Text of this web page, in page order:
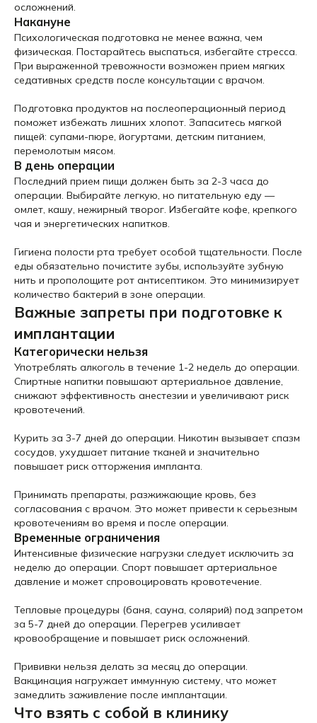
осложнений.
Накануне
Психологическая подготовка не менее важна, чем
физическая. Постарайтесь выспаться, избегайте стресса.
При выраженной тревожности возможен прием мягких
седативных средств после консультации с врачом.
Подготовка продуктов на послеоперационный период
поможет избежать лишних хлопот. Запаситесь мягкой
пищей: супами-пюре, йогуртами, детским питанием,
перемолотым мясом.
В день операции
Последний прием пищи должен быть за 2-3 часа до
операции. Выбирайте легкую, но питательную еду —
омлет, кашу, нежирный творог. Избегайте кофе, крепкого
чая и энергетических напитков.
Гигиена полости рта требует особой тщательности. После
еды обязательно почистите зубы, используйте зубную
нить и прополощите рот антисептиком. Это минимизирует
количество бактерий в зоне операции.
Важные запреты при подготовке к
имплантации
Категорически нельзя
Употреблять алкоголь в течение 1-2 недель до операции.
Спиртные напитки повышают артериальное давление,
снижают эффективность анестезии и увеличивают риск
кровотечений.
Курить за 3-7 дней до операции. Никотин вызывает спазм
сосудов, ухудшает питание тканей и значительно
повышает риск отторжения импланта.
Принимать препараты, разжижающие кровь, без
согласования с врачом. Это может привести к серьезным
кровотечениям во время и после операции.
Временные ограничения
Интенсивные физические нагрузки следует исключить за
неделю до операции. Спорт повышает артериальное
давление и может спровоцировать кровотечение.
Тепловые процедуры (баня, сауна, солярий) под запретом
за 5-7 дней до операции. Перегрев усиливает
кровообращение и повышает риск осложнений.
Прививки нельзя делать за месяц до операции.
Вакцинация нагружает иммунную систему, что может
замедлить заживление после имплантации.
Что взять с собой в клинику